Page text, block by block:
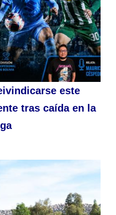
este
tras caída en la